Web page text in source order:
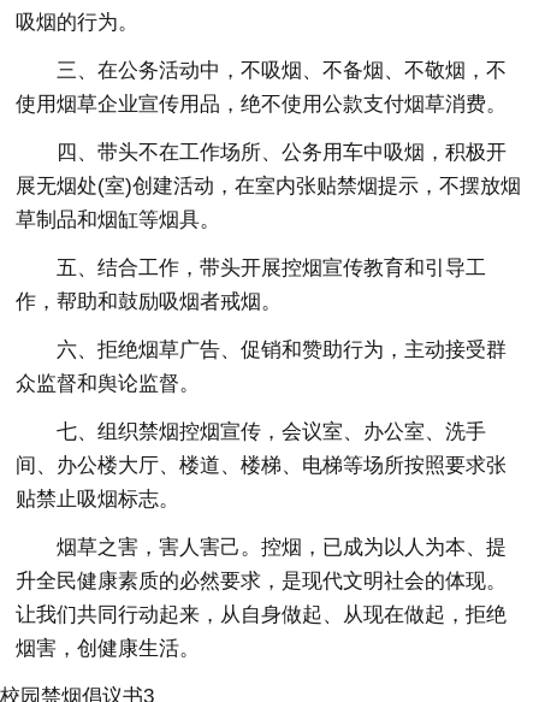
吸烟的行为。
三、在公务活动中，不吸烟、不备烟、不敬烟，不
使用烟草企业宣传用品，绝不使用公款支付烟草消费。
四、带头不在工作场所、公务用车中吸烟，积极开
展无烟处(室)创建活动，在室内张贴禁烟提示，不摆放烟
草制品和烟缸等烟具。
五、结合工作，带头开展控烟宣传教育和引导工
作，帮助和鼓励吸烟者戒烟。
六、拒绝烟草广告、促销和赞助行为，主动接受群
众监督和舆论监督。
七、组织禁烟控烟宣传，会议室、办公室、洗手
间、办公楼大厅、楼道、楼梯、电梯等场所按照要求张
贴禁止吸烟标志。
烟草之害，害人害己。控烟，已成为以人为本、提
升全民健康素质的必然要求，是现代文明社会的体现。
让我们共同行动起来，从自身做起、从现在做起，拒绝
烟害，创健康生活。
校园禁烟倡议书3